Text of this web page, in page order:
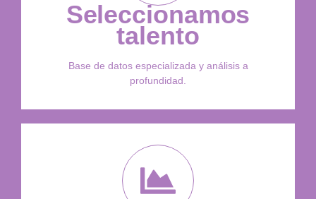
Seleccionamos
talento
Base de datos especializada y análisis a
profundidad.